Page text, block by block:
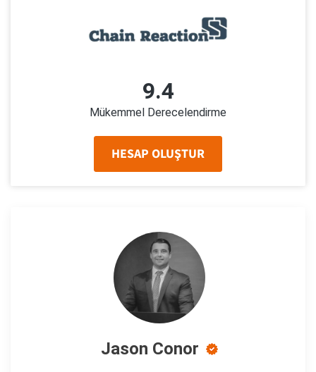
9.4
Mükemmel Derecelendirme
HESAP OLUŞTUR
Jason Conor